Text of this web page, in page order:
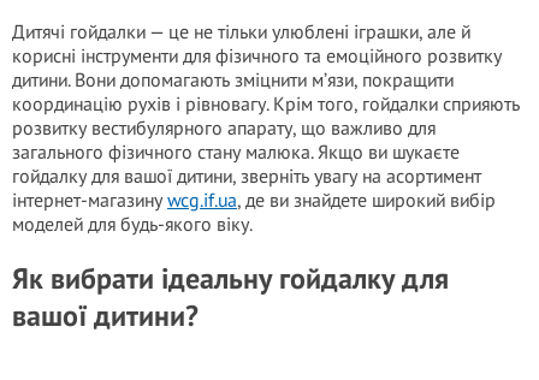
Дитячі гойдалки — це не тільки улюблені іграшки, але й
корисні інструменти для фізичного та емоційного розвитку
дитини. Вони допомагають зміцнити м’язи, покращити
координацію рухів і рівновагу. Крім того, гойдалки сприяють
розвитку вестибулярного апарату, що важливо для
загального фізичного стану малюка. Якщо ви шукаєте
гойдалку для вашої дитини, зверніть увагу на асортимент
інтернет-магазинуwcg.if.ua, де ви знайдете широкий вибір
моделей для будь-якого віку.
Як вибрати ідеальну гойдалку для
вашої дитини?